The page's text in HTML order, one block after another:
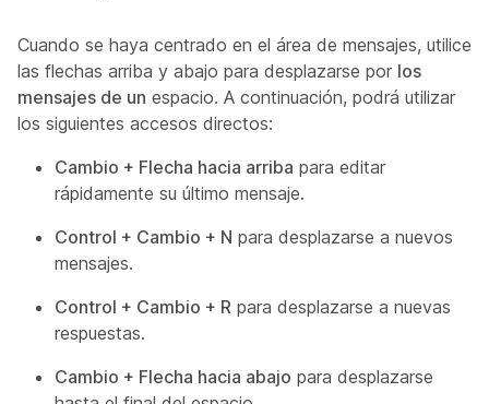
Cuando se haya centrado en el área de mensajes, utilice
las flechas arriba y abajo para desplazarse por los
mensajes de un espacio. A continuación, podrá utilizar
los siguientes accesos directos:
Cambio + Flecha hacia arriba para editar
rápidamente su último mensaje.
Control + Cambio + N para desplazarse a nuevos
mensajes.
Control + Cambio + R para desplazarse a nuevas
respuestas.
Cambio + Flecha hacia abajo para desplazarse